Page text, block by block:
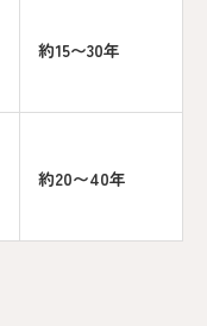
約15〜30年
約20〜40年